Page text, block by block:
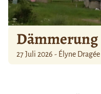
Dämmerung
27 Juli 2026 - Élyne Dragée